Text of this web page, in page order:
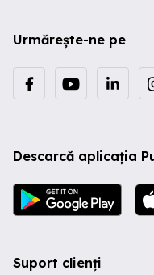
Urmărește-ne pe
Descarcă aplicația
Suport clienți